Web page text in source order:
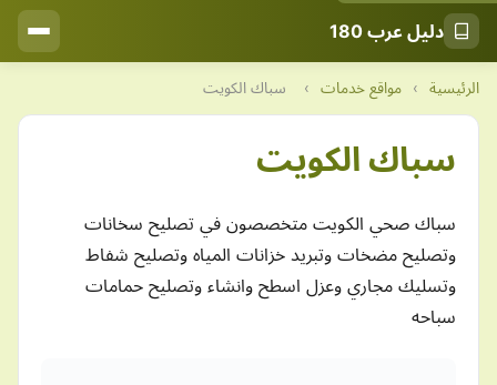
دليل عرب 180
الرئيسية › مواقع خدمات › سباك الكويت
سباك الكويت
سباك صحي الكويت متخصصون في تصليح سخانات
وتصليح مضخات وتبريد خزانات المياه وتصليح شفاط
وتسليك مجاري وعزل اسطح وانشاء وتصليح حمامات
سباحه